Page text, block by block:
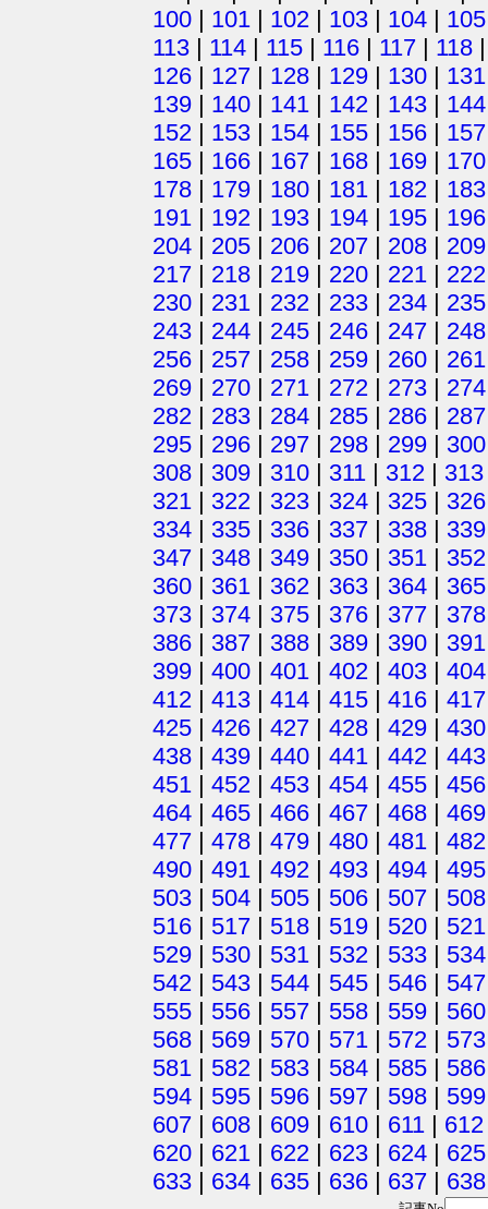
100 | 101 | 102 | 103 | 104 | 105
113 | 114 | 115 | 116 | 117 | 118
126 | 127 | 128 | 129 | 130 | 131
139 | 140 | 141 | 142 | 143 | 144
152 | 153 | 154 | 155 | 156 | 157
165 | 166 | 167 | 168 | 169 | 170
178 | 179 | 180 | 181 | 182 | 183
191 | 192 | 193 | 194 | 195 | 196
204 | 205 | 206 | 207 | 208 | 209
217 | 218 | 219 | 220 | 221 | 222
230 | 231 | 232 | 233 | 234 | 235
243 | 244 | 245 | 246 | 247 | 248
256 | 257 | 258 | 259 | 260 | 261
269 | 270 | 271 | 272 | 273 | 274
282 | 283 | 284 | 285 | 286 | 287
295 | 296 | 297 | 298 | 299 | 300
308 | 309 | 310 | 311 | 312 | 313
321 | 322 | 323 | 324 | 325 | 326
334 | 335 | 336 | 337 | 338 | 339
347 | 348 | 349 | 350 | 351 | 352
360 | 361 | 362 | 363 | 364 | 365
373 | 374 | 375 | 376 | 377 | 378
386 | 387 | 388 | 389 | 390 | 391
399 | 400 | 401 | 402 | 403 | 404
412 | 413 | 414 | 415 | 416 | 417
425 | 426 | 427 | 428 | 429 | 430
438 | 439 | 440 | 441 | 442 | 443
451 | 452 | 453 | 454 | 455 | 456
464 | 465 | 466 | 467 | 468 | 469
477 | 478 | 479 | 480 | 481 | 482
490 | 491 | 492 | 493 | 494 | 495
503 | 504 | 505 | 506 | 507 | 508
516 | 517 | 518 | 519 | 520 | 521
529 | 530 | 531 | 532 | 533 | 534
542 | 543 | 544 | 545 | 546 | 547
555 | 556 | 557 | 558 | 559 | 560
568 | 569 | 570 | 571 | 572 | 573
581 | 582 | 583 | 584 | 585 | 586
594 | 595 | 596 | 597 | 598 | 599
607 | 608 | 609 | 610 | 611 | 612
620 | 621 | 622 | 623 | 624 | 625
633 | 634 | 635 | 636 | 637 | 638